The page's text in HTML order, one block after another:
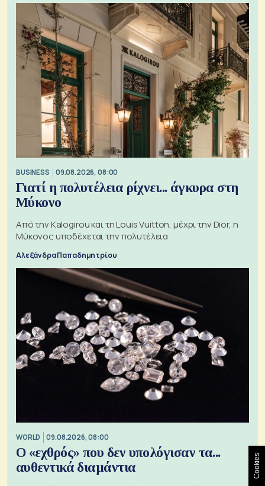
BUSINESS 09.08.2026, 08:00
Γιατί η πολυτέλεια ρίχνει... άγκυρα στη
Μύκονο
Από την Kalogirou και τη Louis Vuitton, μέχρι την Dior, η
Μύκονος υποδέχεται την πολυτέλεια
Αλεξάνδρα Παπαδημητρίου
WORLD 09.08.2026, 08:00
Ο «εχθρός» που δεν υπολόγισαν τα...
αυθεντικά διαμάντια
Cookies